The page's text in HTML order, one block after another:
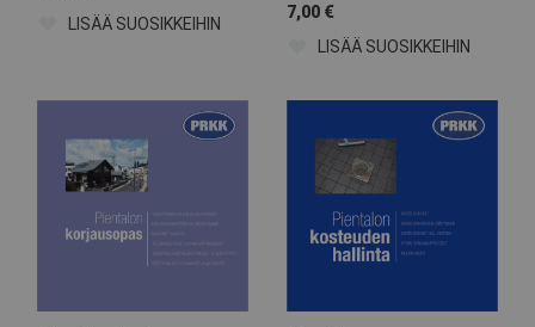
LISÄÄ SUOSIKKEIHIN
7,00 €
LISÄÄ SUOSIKKEIHIN